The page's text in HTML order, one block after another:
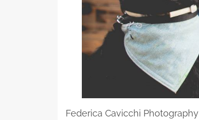
Federica Cavicchi Photography